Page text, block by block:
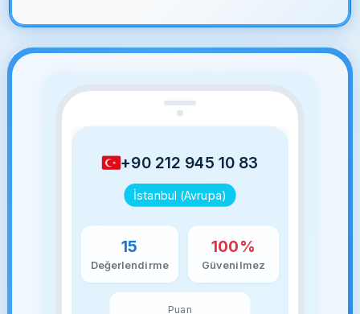
+90 212 945 10 83
İstanbul (Avrupa)
15
Değerlendirme
100%
Güvenilmez
Puan